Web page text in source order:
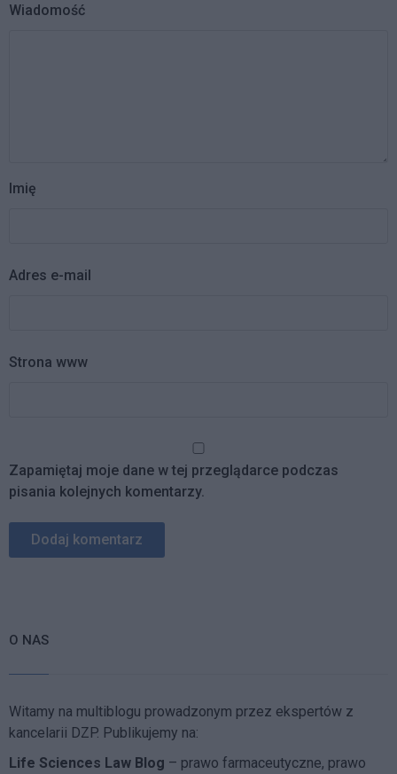
Wiadomość
Imię
Adres e-mail
Strona www
Zapamiętaj moje dane w tej przeglądarce podczas
pisania kolejnych komentarzy.
O NAS
Witamy na multiblogu prowadzonym przez ekspertów z
kancelarii DZP. Publikujemy na:
Life Sciences Law Blog – prawo farmaceutyczne, prawo